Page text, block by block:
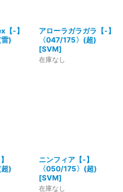
【-】
)
アローラガラガラ【-】
〈047/175〉(超)
[SVM]
在庫なし
)
ニンフィア【-】
〈050/175〉(超)
[SVM]
在庫なし